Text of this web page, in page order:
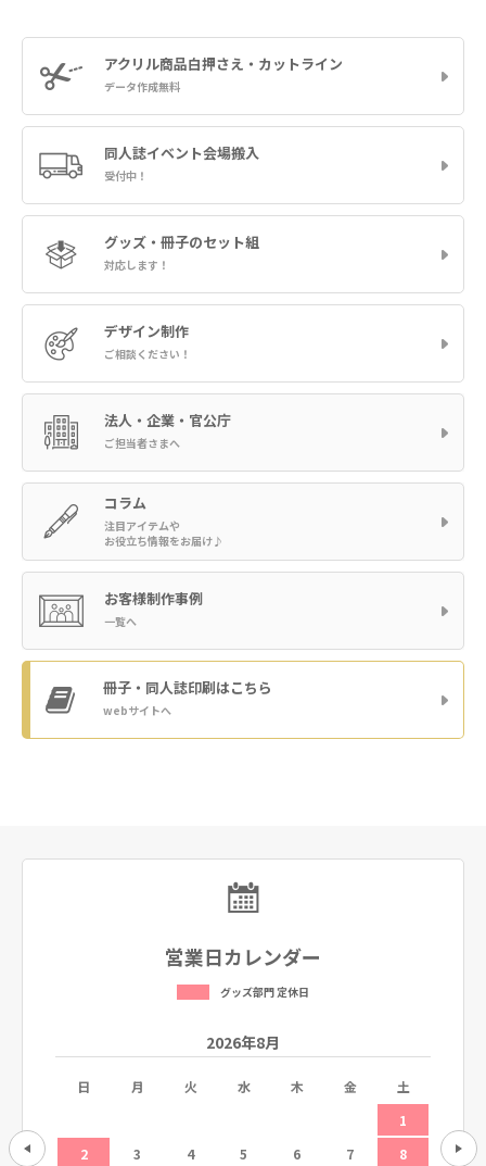
アクリル商品白押さえ・カットライン
データ作成無料
同人誌イベント会場搬入
受付中！
グッズ・冊子のセット組
対応します！
デザイン制作
ご相談ください！
法人・企業・官公庁
ご担当者さまへ
コラム
注目アイテムや
お役立ち情報をお届け♪
お客様制作事例
一覧へ
冊子・同人誌印刷はこちら
webサイトへ
営業日カレンダー
グッズ部門 定休日
12
2026年8月
日 月 火 水 木 金
土
1
2
3 4 5 6 7
8
6